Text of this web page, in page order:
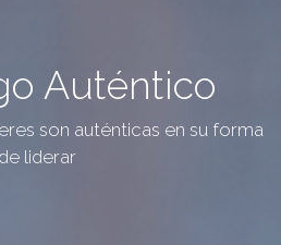
Auténtico
son auténticas en su forma
de liderar